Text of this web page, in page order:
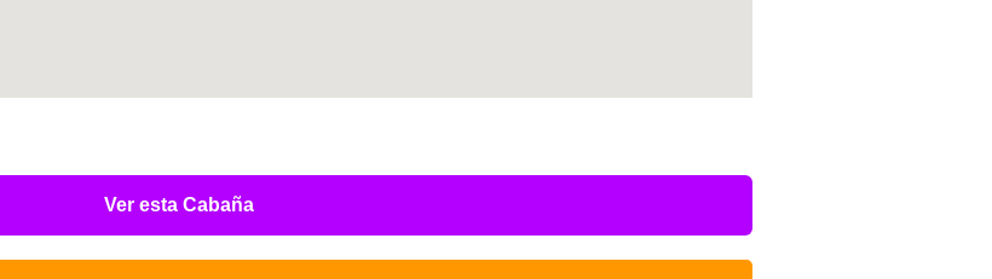
Ver esta Cabaña